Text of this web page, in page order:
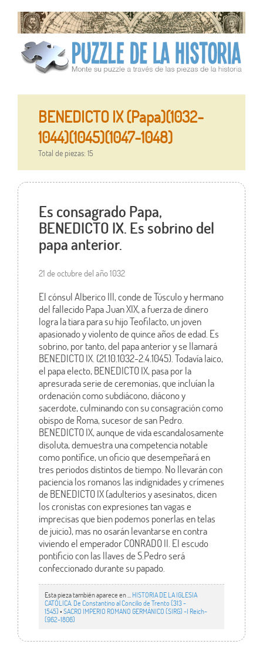
BENEDICTO IX (Papa)(1032-
1044)(1045)(1047-1048)
Total de piezas: 15
Es consagrado Papa,
BENEDICTO IX. Es sobrino del
papa anterior.
21 de octubre del año 1032
El cónsul Alberico III, conde de Túsculo y hermano
del fallecido Papa Juan XIX, a fuerza de dinero
logra la tiara para su hijo Teofilacto, un joven
apasionado y violento de quince años de edad. Es
sobrino, por tanto, del papa anterior y se llamará
BENEDICTO IX. (21.10.1032-2.4.1045). Todavía laico,
el papa electo, BENEDICTO IX, pasa por la
apresurada serie de ceremonias, que incluían la
ordenación como subdiácono, diácono y
sacerdote, culminando con su consagración como
obispo de Roma, sucesor de san Pedro.
BENEDICTO IX, aunque de vida escandalosamente
disoluta, demuestra una competencia notable
como pontífice, un oficio que desempeñará en
tres periodos distintos de tiempo. No llevarán con
paciencia los romanos las indignidades y crímenes
de BENEDICTO IX (adulterios y asesinatos, dicen
los cronistas con expresiones tan vagas e
imprecisas que bien podemos ponerlas en telas
de juicio), mas no osarán levantarse en contra
viviendo el emperador CONRADO II. El escudo
pontificio con las llaves de S.Pedro será
confeccionado durante su papado.
Esta pieza también aparece en ... HISTORIA DE LA IGLESIA
CATÓLICA. De Constantino al Concilio de Trento (313 -
1545)•SACRO IMPERIO ROMANO GERMÁNICO (SIRG) -I Reich-
(962-1806)